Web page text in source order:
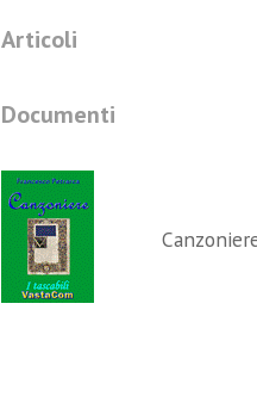
Articoli
Documenti